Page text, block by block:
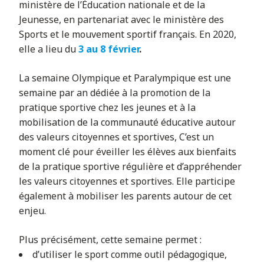
Espace Personnel
ministère de l’Éducation nationale et de la
Jeunesse, en partenariat avec le ministère des
Sports et le mouvement sportif français. En 2020,
elle a lieu du3 au 8 février.
La semaine Olympique et Paralympique est une
semaine par an dédiée à la promotion de la
pratique sportive chez les jeunes et à la
mobilisation de la communauté éducative autour
des valeurs citoyennes et sportives, C’est un
moment clé pour éveiller les élèves aux bienfaits
de la pratique sportive régulière et d’appréhender
les valeurs citoyennes et sportives. Elle participe
également à mobiliser les parents autour de cet
enjeu.
Plus précisément, cette semaine permet :
d’utiliser le sport comme outil pédagogique,